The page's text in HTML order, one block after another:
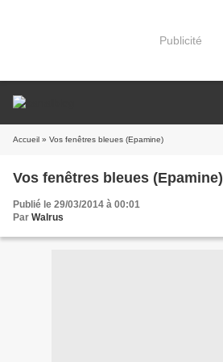
Publicité
Accueil » Vos fenêtres bleues (Epamine)
Vos fenêtres bleues (Epamine)
Publié le 29/03/2014 à 00:01
Par Walrus